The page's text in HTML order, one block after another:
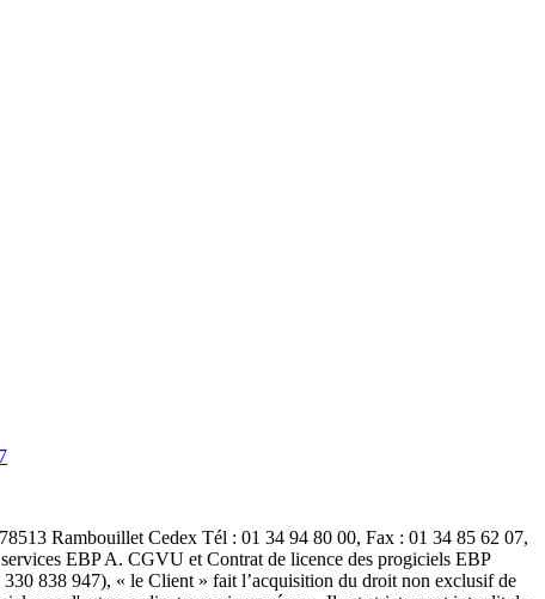
Rambouillet Cedex Tél : 01 34 94 80 00, Fax : 01 34 85 62 07,
EBP A. CGVU et Contrat de licence des progiciels EBP
838 947), « le Client » fait l’acquisition du droit non exclusif de